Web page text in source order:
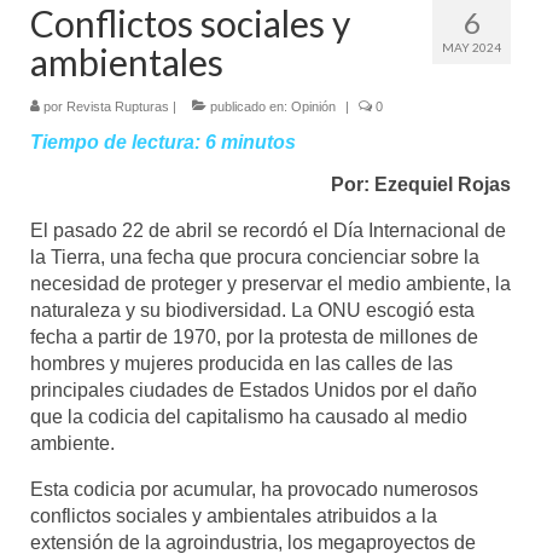
Ediciones anteriores
Contáctanos
Ciencia
Mundo
Aula Virtual
6
MAY 2024
Conflictos sociales y
ambientales
por Revista Rupturas | publicado en: Opinión | 0
Tiempo de lectura: 6 minutos
Por: Ezequiel Rojas
El pasado 22 de abril se recordó el Día Internacional de
la Tierra, una fecha que procura concienciar sobre la
necesidad de proteger y preservar el medio ambiente, la
naturaleza y su biodiversidad. La ONU escogió esta
fecha a partir de 1970, por la protesta de millones de
hombres y mujeres producida en las calles de las
principales ciudades de Estados Unidos por el daño
que la codicia del capitalismo ha causado al medio
ambiente.
Esta codicia por acumular, ha provocado numerosos
conflictos sociales y ambientales atribuidos a la
extensión de la agroindustria, los megaproyectos de